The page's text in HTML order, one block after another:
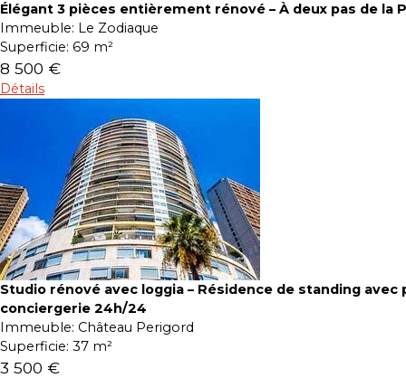
Élégant 3 pièces entièrement rénové – À deux pas de la
Immeuble: Le Zodiaque
Superficie: 69 m²
8 500 €
Détails
Studio rénové avec loggia – Résidence de standing avec
conciergerie 24h/24
Immeuble: Château Perigord
Superficie: 37 m²
3 500 €